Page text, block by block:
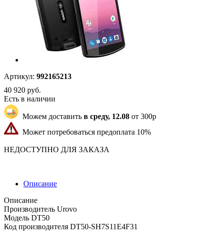
Артикул: 992165213
40 920 руб.
Есть в наличии
Можем доставить в среду, 12.08 от 300р
Может потребоваться предоплата 10%
НЕДОСТУПНО ДЛЯ ЗАКАЗА
Описание
Описание
Производитель Urovo
Модель DT50
Код производителя DT50-SH7S11E4F31